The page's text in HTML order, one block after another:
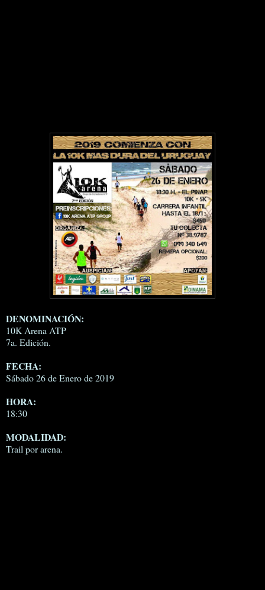
DENOMINACIÓN:
10K Arena ATP
7a. Edición.
FECHA:
Sábado 26 de Enero de 2019
HORA:
18:30
MODALIDAD:
Trail por arena.